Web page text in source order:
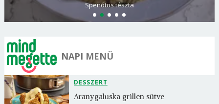
Spenótos tészta
NAPI MENÜ
DESSZERT
Aranygaluska grillen sütve